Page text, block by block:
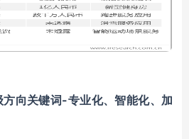
向关键词-专业化、智能化、加